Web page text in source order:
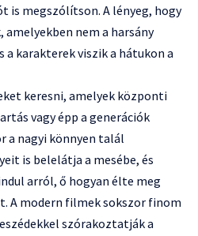
is megszólítson. A lényeg, hogy
nem a harsány
karakterek viszik a hátukon a
keresni, amelyek központi
vagy épp a generációk
a nagyi könnyen talál
is belelátja a mesébe, és
arról, ő hogyan élte meg
A modern filmek sokszor finom
szórakoztatják a